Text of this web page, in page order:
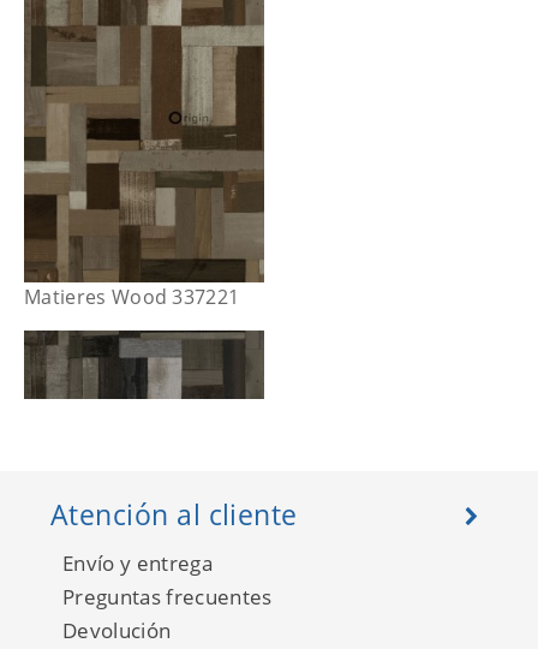
Matieres Wood 337221
Atención al cliente
Envío y entrega
Preguntas frecuentes
Devolución